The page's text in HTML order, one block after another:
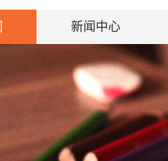
新闻中心